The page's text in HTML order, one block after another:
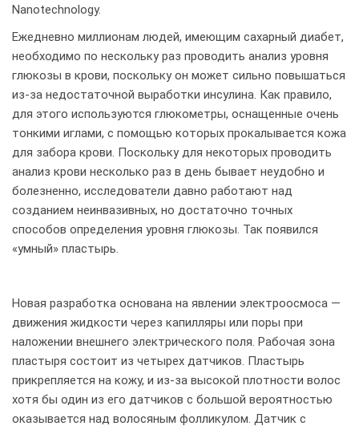
Nanotechnology.
Ежедневно миллионам людей, имеющим сахарный диабет,
необходимо по нескольку раз проводить анализ уровня
глюкозы в крови, поскольку он может сильно повышаться
из-за недостаточной выработки инсулина. Как правило,
для этого используются глюкометры, оснащенные очень
тонкими иглами, с помощью которых прокалывается кожа
для забора крови. Поскольку для некоторых проводить
анализ крови несколько раз в день бывает неудобно и
болезненно, исследователи давно работают над
созданием неинвазивных, но достаточно точных
способов определения уровня глюкозы. Так появился
«умный» пластырь.
Новая разработка основана на явлении электроосмоса —
движения жидкости через капилляры или поры при
наложении внешнего электрического поля. Рабочая зона
пластыря состоит из четырех датчиков. Пластырь
прикрепляется на кожу, и из-за высокой плотности волос
хотя бы один из его датчиков с большой вероятностью
оказывается над волосяным фолликулом. Датчик с